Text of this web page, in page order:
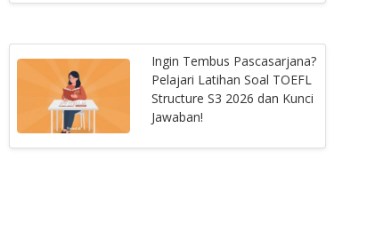
Ingin Tembus Pascasarjana?
Pelajari Latihan Soal TOEFL
Structure S3 2026 dan Kunci
Jawaban!